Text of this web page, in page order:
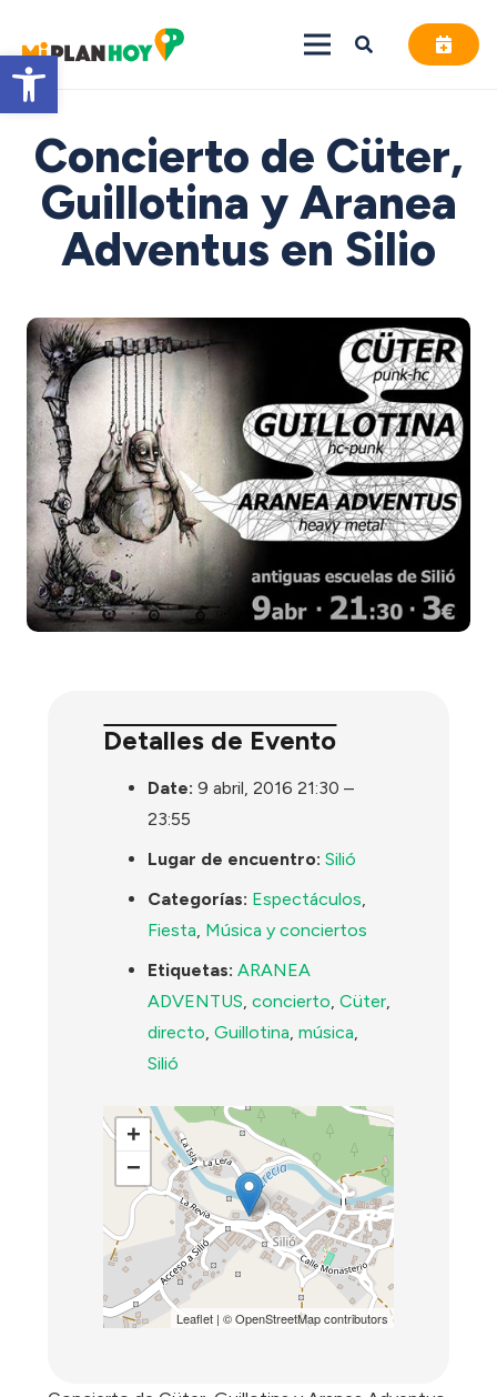
Abrir barra de herramientas
Concierto de Cüter,
Guillotina y Aranea
Adventus en Silio
Detalles de Evento
Date: 9 abril, 2016 21:30 –
23:55
Lugar de encuentro: Silió
Categorías: Espectáculos
Fiesta Música y conciertos
Etiquetas: ARANEA
ADVENTUS ,concierto ,Cüter
directo ,Guillotina ,música
Silió
+
−
Leaflet| ©OpenStreetMapcontributors